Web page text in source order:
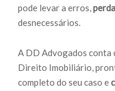
pode levar a erros,
desnecessários.
A DD Advogados conta
Direito Imobiliário,
completo do seu caso e